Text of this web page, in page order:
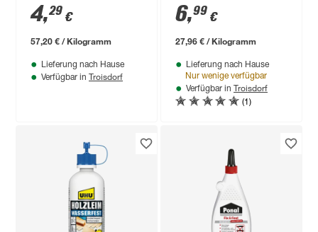
4,29 €
57,20 € / Kilogramm
Lieferung nach Hause
Verfügbar in Troisdorf
6,99 €
27,96 € / Kilogramm
Lieferung nach Hause
Nur wenige verfügbar
Verfügbar in Troisdorf
(1)